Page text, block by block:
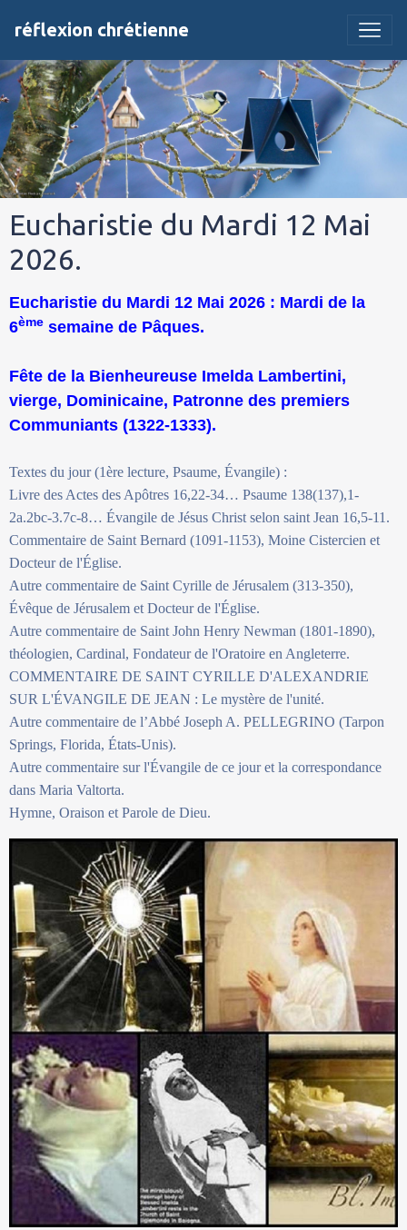
réflexion chrétienne
Eucharistie du Mardi 12 Mai
2026.
Eucharistie du Mardi 12 Mai 2026 : Mardi de la
6ème semaine de Pâques.
Fête de la Bienheureuse Imelda Lambertini,
vierge, Dominicaine, Patronne des premiers
Communiants (1322-1333).
Textes du jour (1ère lecture, Psaume, Évangile) :
Livre des Actes des Apôtres 16,22-34… Psaume 138(137),1-
2a.2bc-3.7c-8… Évangile de Jésus Christ selon saint Jean 16,5-11.
Commentaire de Saint Bernard (1091-1153), Moine Cistercien et
Docteur de l'Église.
Autre commentaire de Saint Cyrille de Jérusalem (313-350),
Évêque de Jérusalem et Docteur de l'Église.
Autre commentaire de Saint John Henry Newman (1801-1890),
théologien, Cardinal, Fondateur de l'Oratoire en Angleterre.
COMMENTAIRE DE SAINT CYRILLE D'ALEXANDRIE
SUR L'ÉVANGILE DE JEAN : Le mystère de l'unité.
Autre commentaire de l’Abbé Joseph A. PELLEGRINO (Tarpon
Springs, Florida, États-Unis).
Autre commentaire sur l'Évangile de ce jour et la correspondance
dans Maria Valtorta.
Hymne, Oraison et Parole de Dieu.